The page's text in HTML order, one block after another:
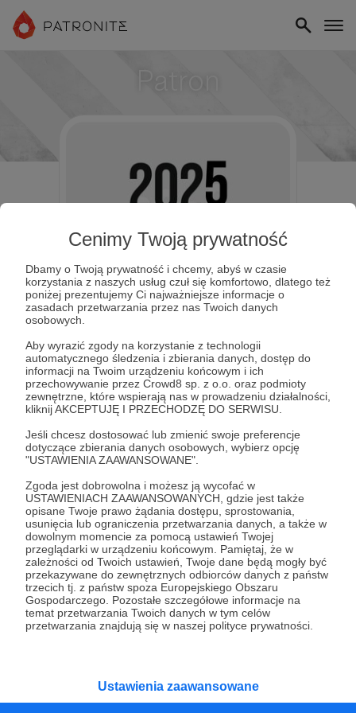
Cenimy Twoją prywatność
Dbamy o Twoją prywatność i chcemy, abyś w czasie
korzystania z naszych usług czuł się komfortowo, dlatego też
poniżej prezentujemy Ci najważniejsze informacje o
zasadach przetwarzania przez nas Twoich danych
osobowych.
Aby wyrazić zgody na korzystanie z technologii
automatycznego śledzenia i zbierania danych, dostęp do
informacji na Twoim urządzeniu końcowym i ich
przechowywanie przez Crowd8 sp. z o.o. oraz podmioty
zewnętrzne, które wspierają nas w prowadzeniu działalności,
kliknij AKCEPTUJĘ I PRZECHODZĘ DO SERWISU.
Jeśli chcesz dostosować lub zmienić swoje preferencje
dotyczące zbierania danych osobowych, wybierz opcję
"USTAWIENIA ZAAWANSOWANE".
Zgoda jest dobrowolna i możesz ją wycofać w
USTAWIENIACH ZAAWANSOWANYCH, gdzie jest także
opisane Twoje prawo żądania dostępu, sprostowania,
usunięcia lub ograniczenia przetwarzania danych, a także w
dowolnym momencie za pomocą ustawień Twojej
przeglądarki w urządzeniu końcowym. Pamiętaj, że w
zależności od Twoich ustawień, Twoje dane będą mogły być
przekazywane do zewnętrznych odbiorców danych z państw
trzecich tj. z państw spoza Europejskiego Obszaru
Gospodarczego. Pozostałe szczegółowe informacje na
temat przetwarzania Twoich danych w tym celów
przetwarzania znajdują się w naszej polityce prywatności.
Ustawienia zaawansowane
W Patronite od 01.11.2020
Patronatów:0
Miesięczne wsparcie:0 zł
Łączne wsparcie: 1067 zł
Kategorie
O Patronite
Dodatkowe produkty
Pomoc